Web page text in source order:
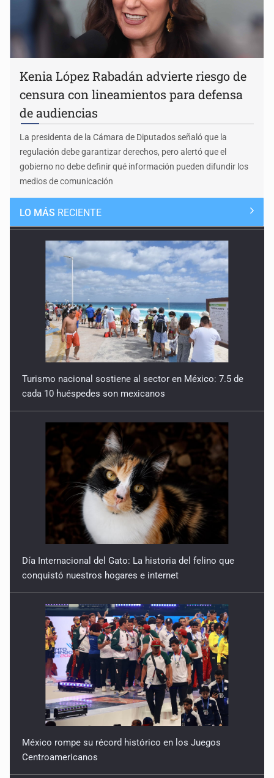
Kenia López Rabadán advierte riesgo de
censura con lineamientos para defensa
de audiencias
La presidenta de la Cámara de Diputados señaló que la
regulación debe garantizar derechos, pero alertó que el
gobierno no debe definir qué información pueden difundir los
medios de comunicación
LO MÁS RECIENTE
Turismo nacional sostiene al sector en México: 7.5 de
cada 10 huéspedes son mexicanos
Día Internacional del Gato: La historia del felino que
conquistó nuestros hogares e internet
México rompe su récord histórico en los Juegos
Centroamericanos